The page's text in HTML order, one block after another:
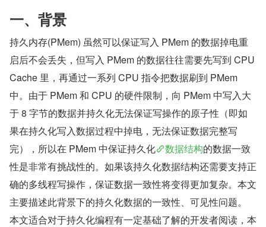
一、背景
持久内存(PMem) 虽然可以保证写入 PMem 的数据掉电重
启后不会丢失，但写入 PMem 的数据往往需要先写到 CPU
Cache 里，再通过一系列 CPU 指令把数据刷到 PMem
中。由于 PMem 和 CPU 的硬件限制，向 PMem 中写入大
于 8 字节的数据并持久化无法保证写操作的原子性（即如
果在持久化写入数据过程中掉电，无法保证数据完整写
完），所以在 PMem 中保证持久化
数据结构的数据一致
性是非常有挑战性的。如果该持久化数据结构还需要支持正
确的多线程写操作，保证数据一致性将变得更加复杂。本文
主要描述此背景下的持久化数据的一致性、可见性问题。
本文适合对于持久化编程有一定基础了解的开发者阅读，本